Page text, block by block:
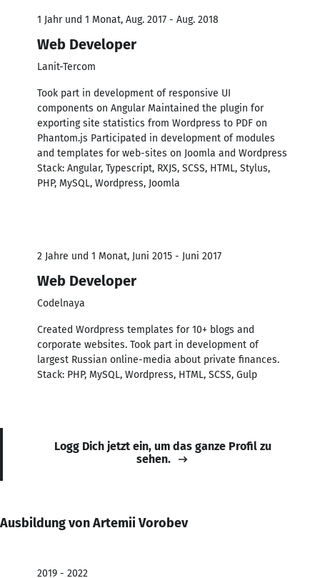
1 Jahr und 1 Monat, Aug. 2017 - Aug. 2018
Web Developer
Lanit-Tercom
Took part in development of responsive UI
components on Angular Maintained the plugin for
exporting site statistics from Wordpress to PDF on
Phantom.js Participated in development of modules
and templates for web-sites on Joomla and Wordpress
Stack: Angular, Typescript, RXJS, SCSS, HTML, Stylus,
PHP, MySQL, Wordpress, Joomla
2 Jahre und 1 Monat, Juni 2015 - Juni 2017
Web Developer
Codelnaya
Created Wordpress templates for 10+ blogs and
corporate websites. Took part in development of
largest Russian online-media about private finances.
Stack: PHP, MySQL, Wordpress, HTML, SCSS, Gulp
Logg Dich jetzt ein, um das ganze Profil zu
sehen.
Ausbildung von Artemii Vorobev
2019 - 2022